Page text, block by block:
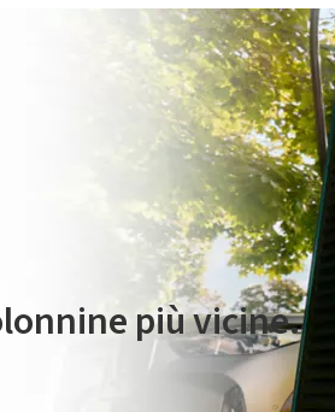
è gestito da Plenitude On The Road
più vicine.